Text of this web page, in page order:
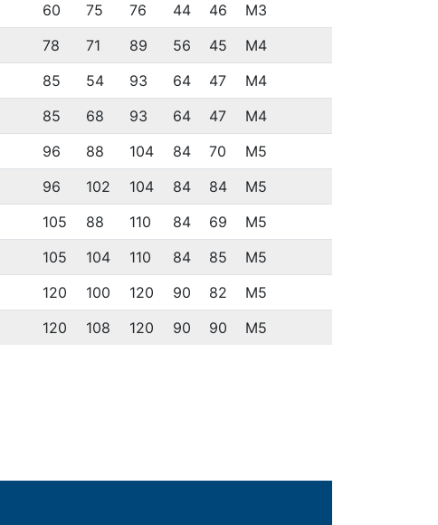
60 75 76 44 46
M3
78 71 89 56 45
M4
85 54 93 64 47
M4
85 68 93 64 47
M4
96 88 104 84 70
M5
96 102 104 84 84
M5
105 88 110 84 69
M5
105 104 110 84 85
M5
120 100 120 90 82
M5
120 108 120 90 90 M5